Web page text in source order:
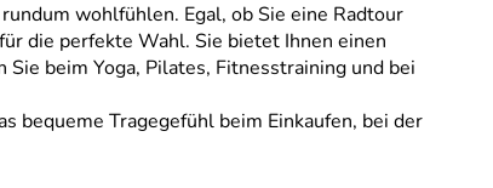
wohlfühlen. Egal, ob Sie eine Radtour
die perfekte Wahl. Sie bietet Ihnen einen
beim Yoga, Pilates, Fitnesstraining und bei
bequeme Tragegefühl beim Einkaufen, bei der